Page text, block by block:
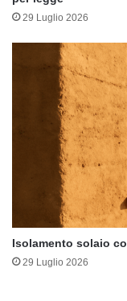
29 Luglio 2026
Isolamento solaio
29 Luglio 2026